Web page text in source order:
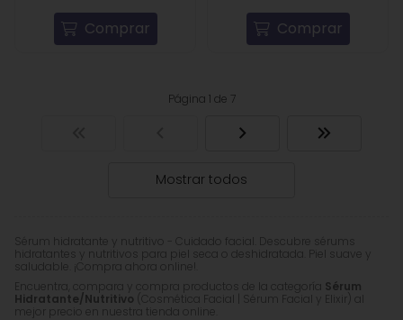
Sérum hidratante y nutritivo - Cuidado facial. Descubre sérums
hidratantes y nutritivos para piel seca o deshidratada. Piel suave y
saludable. ¡Compra ahora online!.
Encuentra, compara y compra productos de la categoría Sérum
Hidratante/Nutritivo (Cosmética Facial | Sérum Facial y Elixir) al
mejor precio en nuestra tienda online.
Comprar
Comprar
Página 1 de 7
Mostrar todos